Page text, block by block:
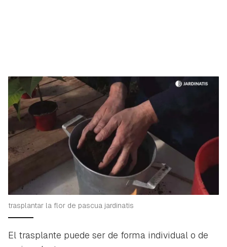
trasplantar la flor de pascua jardinatis
El trasplante puede ser de forma individual o de